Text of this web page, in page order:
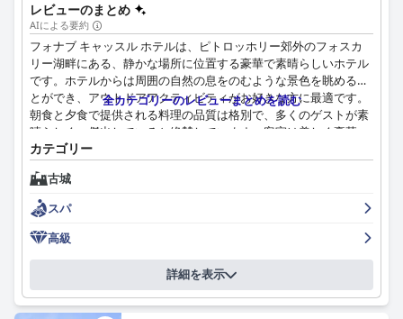
的なアメニティを組み合わせて、各お客様の宿泊をできるだけ快
適で楽しくします。一流のサービスや夢のような雰囲気のおかげ
で、この城は、結婚式やロマンチックな旅行などの有名な行き先
であります。
レビューのまとめ
AIによる要約
フォナブ キャッスル ホテルは、ピトロッホリー郊外のフォスカ
リー湖畔にある、静かな場所に位置する豪華で素晴らしいホテル
です。ホテルからは周囲の自然の息をのむような景色を眺めるこ
とができ、アウトドアアクティビティがお好きな方に最適です。
朝食と夕食で提供される料理の品質は格別で、多くのゲストが素
晴らしく、傑出していると絶賛しています。客室は美しく豪華
で、快適なベッドと設備の整ったバスルームが備わっています。
清掃とメンテナンスに関する問題を指摘するゲストもいますが、
ホテルは概して手入れが行き届いており、申し分ありません。ス
タッフは非常にフレンドリーで親切、かつプロフェッショナル
で、ゲストが歓迎され、世話をされていると感じられるように、
期待以上のサービスを提供します。スパ施設は概して非常に優れ
す。高価なオプションの1つではありますが、ホテルは素晴らし
い周辺環境にふさわしい体験を提供し、滞在するのに素晴らしい
スタイリッシュな場所となっています。
全カテゴリーのレビューまとめを読む
カテゴリー
古城
スパ
高級
詳細を表示